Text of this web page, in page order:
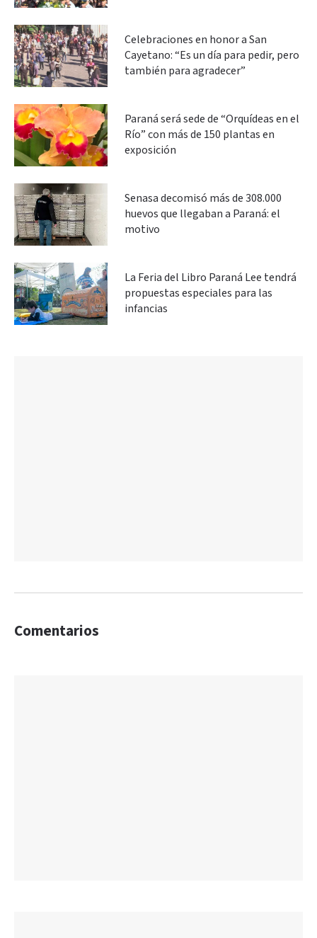
Celebraciones en honor a San
Cayetano: “Es un día para pedir, pero
también para agradecer”
Paraná será sede de “Orquídeas en el
Río” con más de 150 plantas en
exposición
Senasa decomisó más de 308.000
huevos que llegaban a Paraná: el
motivo
La Feria del Libro Paraná Lee tendrá
propuestas especiales para las
infancias
Comentarios